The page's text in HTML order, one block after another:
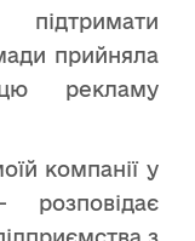
прийняла
рекламу
компанії у
розповідає